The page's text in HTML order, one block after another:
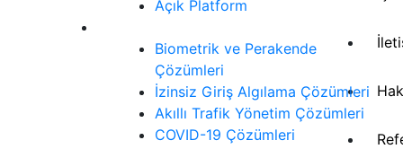
Açık Platform
Biometrik ve Perakende
Çözümleri
İzinsiz Giriş Algılama Çözümleri
Akıllı Trafik Yönetim Çözümleri
COVID-19 Çözümleri